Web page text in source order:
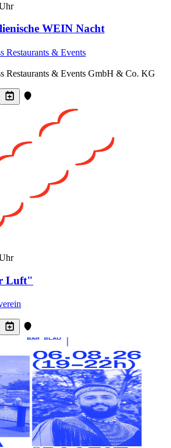
WEIN Nacht
Restaurants & Events
Restaurants & Events GmbH & Co. KG
Luft"